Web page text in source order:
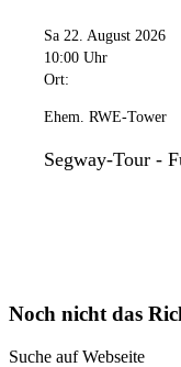
Sa 22. August 2026
10:00 Uhr
Ort:
Ehem. RWE-Tower
Segway-Tour -
Noch nicht das
Suche auf Webseite